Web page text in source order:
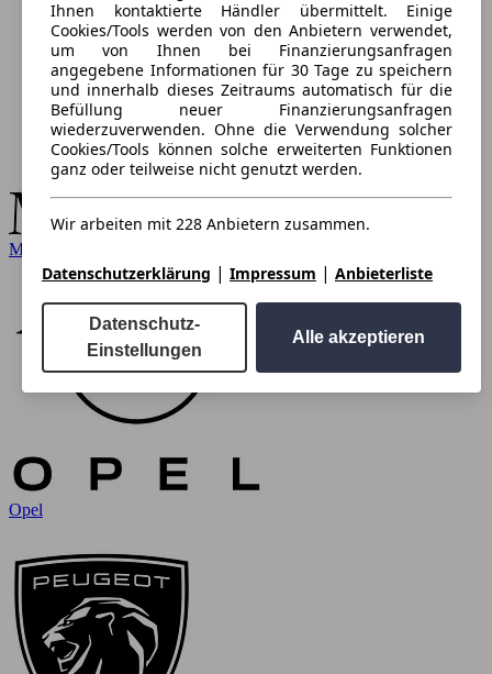
Mercedes-Benz
Opel
Ihnen kontaktierte Händler übermittelt. Einige
Cookies/Tools werden von den Anbietern verwendet,
um von Ihnen bei Finanzierungsanfragen
angegebene Informationen für 30 Tage zu speichern
und innerhalb dieses Zeitraums automatisch für die
Befüllung neuer Finanzierungsanfragen
wiederzuverwenden. Ohne die Verwendung solcher
Cookies/Tools können solche erweiterten Funktionen
ganz oder teilweise nicht genutzt werden.
Wir arbeiten mit 228 Anbietern zusammen.
Datenschutzerklärung | Impressum | Anbieterliste
Datenschutz-
Einstellungen
Alle akzeptieren